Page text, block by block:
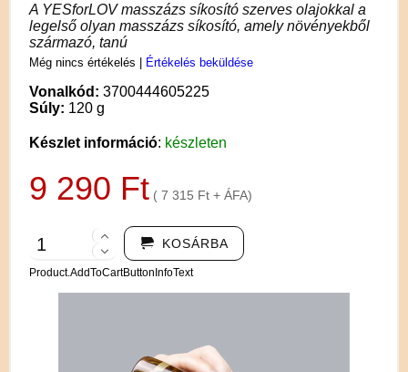
A YESforLOV masszázs síkosító szerves olajokkal a
legelső olyan masszázs síkosító, amely növényekből
származó, tanú
Még nincs értékelés Értékelés beküldése
Vonalkód: 3700444605225
Súly: 120 g
Készlet információ: készleten
9 290 Ft ( 7 315 Ft + ÁFA)
KOSÁRBA
Product.AddToCartButtonInfoText